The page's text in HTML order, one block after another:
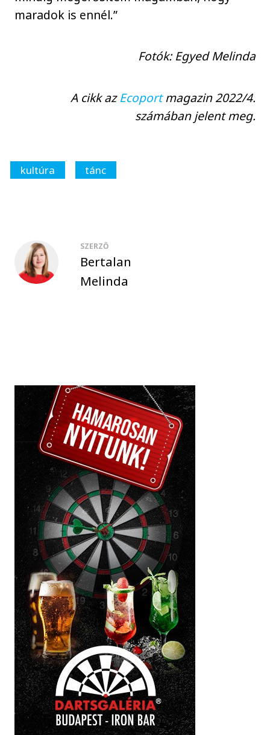
maradok is ennél.”
Fotók: Egyed Melinda
A cikk azEcoportmagazin 2022/4.
számában jelent meg.
kultúra tánc
SZERZŐ
Bertalan
Melinda